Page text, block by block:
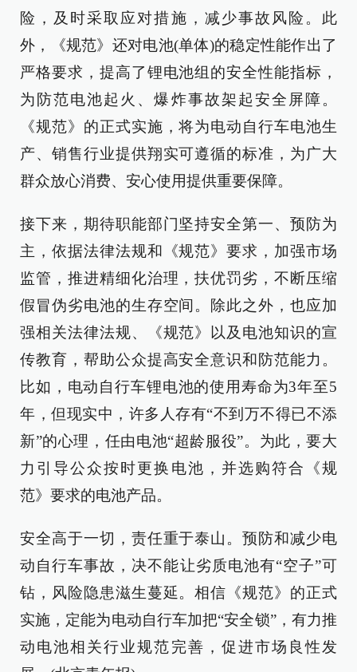
险，及时采取应对措施，减少事故风险。此
外，《规范》还对电池(单体)的稳定性能作出了
严格要求，提高了锂电池组的安全性能指标，
为防范电池起火、爆炸事故架起安全屏障。
《规范》的正式实施，将为电动自行车电池生
产、销售行业提供翔实可遵循的标准，为广大
群众放心消费、安心使用提供重要保障。
接下来，期待职能部门坚持安全第一、预防为
主，依据法律法规和《规范》要求，加强市场
监管，推进精细化治理，扶优罚劣，不断压缩
假冒伪劣电池的生存空间。除此之外，也应加
强相关法律法规、《规范》以及电池知识的宣
传教育，帮助公众提高安全意识和防范能力。
比如，电动自行车锂电池的使用寿命为3年至5
年，但现实中，许多人存有“不到万不得已不添
新”的心理，任由电池“超龄服役”。为此，要大
力引导公众按时更换电池，并选购符合《规
范》要求的电池产品。
安全高于一切，责任重于泰山。预防和减少电
动自行车事故，决不能让劣质电池有“空子”可
钻，风险隐患滋生蔓延。相信《规范》的正式
实施，定能为电动自行车加把“安全锁”，有力推
动电池相关行业规范完善，促进市场良性发